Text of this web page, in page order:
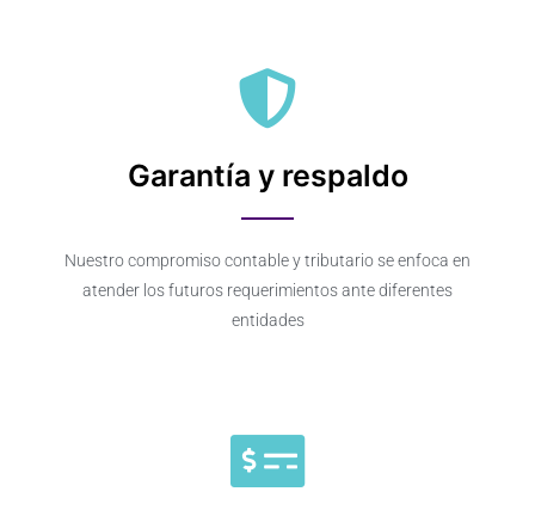
Garantía y respaldo
Nuestro compromiso contable y tributario se enfoca en
atender los futuros requerimientos ante diferentes
entidades